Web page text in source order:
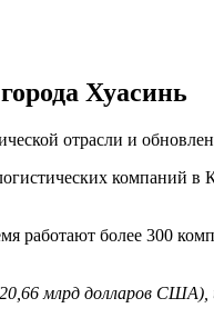
Хуасинь
отрасли и
компаний в
работают более 300
млрд долларов